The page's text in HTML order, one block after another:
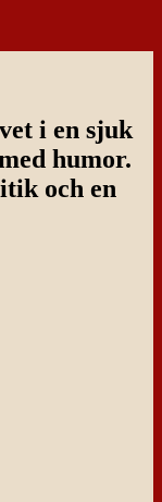
i en sjuk
humor.
och en